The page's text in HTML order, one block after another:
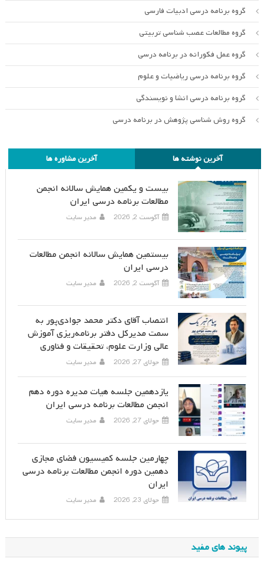
گروه برنامه درسی ادبیات فارسی
گروه مطالعات عصب شناسی تربیتی
گروه عمل فکورانه در برنامه درسی
گروه برنامه درسی ریاضیات و علوم
گروه برنامه درسی انشا و نویسندگی
گروه روش شناسی پژوهش در برنامه درسی
آخرین نوشته ها آخرین مشاوره ها
بیست و یکمین همایش سالانه انجمن
مطالعات برنامه درسی ایران
آگوست 2, 2026 مدیر سایت
بیستمین همایش سالانه انجمن مطالعات
درسی ایران
آگوست 2, 2026 مدیر سایت
انتصاب آقای دکتر محمد جوادی‌پور به
سمت مدیرکل دفتر برنامه‌ریزی آموزش
عالی وزارت علوم، تحقیقات و فناوری
جولای 27, 2026 مدیر سایت
یازدهمین جلسه هیات مدیره دوره دهم
انجمن مطالعات برنامه درسی ایران
جولای 27, 2026 مدیر سایت
چهارمین جلسه کمیسیون فضای مجازی
دهمین دوره انجمن مطالعات برنامه درسی
ایران
جولای 23, 2026 مدیر سایت
پیوند های مفید